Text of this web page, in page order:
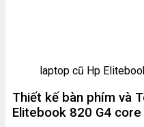
laptop cũ Hp
Thiết kế bàn phím và
Elitebook 820 G4